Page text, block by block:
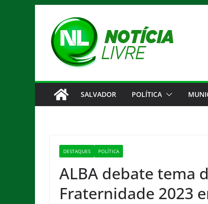
conteúdo
SALVADOR POLÍTICA
DESTAQUES POLÍTICA
ALBA debate tema
Fraternidade 2023